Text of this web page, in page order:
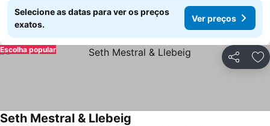
Selecione as datas para ver os preços
exatos.
Ver preços
Partilhar
Escolha popular
Seth Mestral & Llebeig